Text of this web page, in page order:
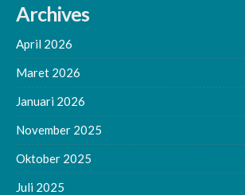
Archives
April 2026
Maret 2026
Januari 2026
November 2025
Oktober 2025
Juli 2025